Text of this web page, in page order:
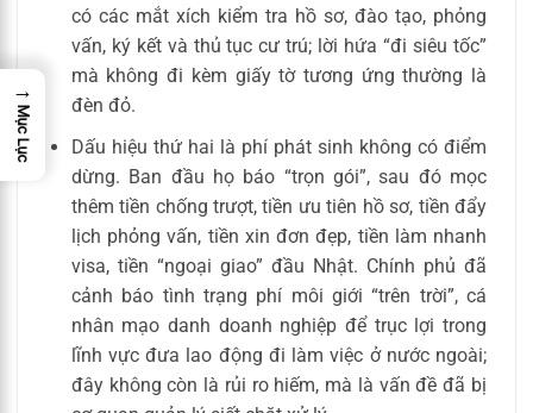
có các mắt xích kiểm tra hồ sơ, đào tạo, phỏng
vấn, ký kết và thủ tục cư trú; lời hứa “đi siêu tốc”
mà không đi kèm giấy tờ tương ứng thường là
đèn đỏ.
Dấu hiệu thứ hai là phí phát sinh không có điểm
dừng. Ban đầu họ báo “trọn gói”, sau đó mọc
thêm tiền chống trượt, tiền ưu tiên hồ sơ, tiền đẩy
lịch phỏng vấn, tiền xin đơn đẹp, tiền làm nhanh
visa, tiền “ngoại giao” đầu Nhật. Chính phủ đã
cảnh báo tình trạng phí môi giới “trên trời”, cá
nhân mạo danh doanh nghiệp để trục lợi trong
lĩnh vực đưa lao động đi làm việc ở nước ngoài;
đây không còn là rủi ro hiếm, mà là vấn đề đã bị
→
Mục Lục